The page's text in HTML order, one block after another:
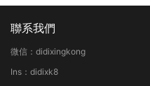
聯系我們
微信：didixingkong
Ins：didixk8